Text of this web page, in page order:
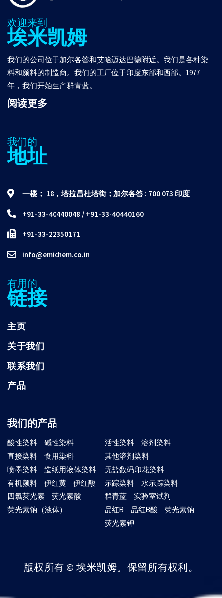
欢迎来到
埃米凯姆
我们的公司位于加尔各答和艾哈迈达巴德附近。我们是各种染
料和颜料的制造商。我们的工厂位于印度东部和西部。1977
年，我们开始生产群青蓝。
阅读更多
我们的
地址
一楼； 18，塔拉昌杜塔街；加尔各答 : 700 073 印度
+91-33-40440048 / +91-33-40440160
+91-33-22350171
info@emichem.co.in
有用的
链接
主页
关于我们
联系我们
产品
我们的产品
酸性染料
碱性染料
直接染料
食用染料
喷墨染料
造纸用液体染料
有机颜料
伊红黄
伊红酸
四氯荧光素
荧光素酸
荧光素钠（液体）
活性染料
溶剂染料
其他溶剂染料
无盐数码印花染料
示踪染料
水示踪染料
群青蓝
实验室试剂
品红B
品红B酸
荧光素钠
荧光素钾
版权所有 © 埃米凯姆。保留所有权利。